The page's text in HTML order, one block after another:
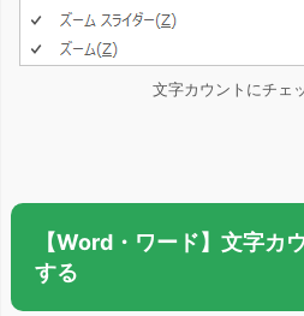
文字カウントにチェ
【Word・ワード】文字カ
する